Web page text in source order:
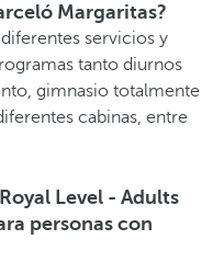
Margaritas?
servicios y
tanto diurnos
gimnasio totalmente
cabinas, entre
Level - Adults
personas con